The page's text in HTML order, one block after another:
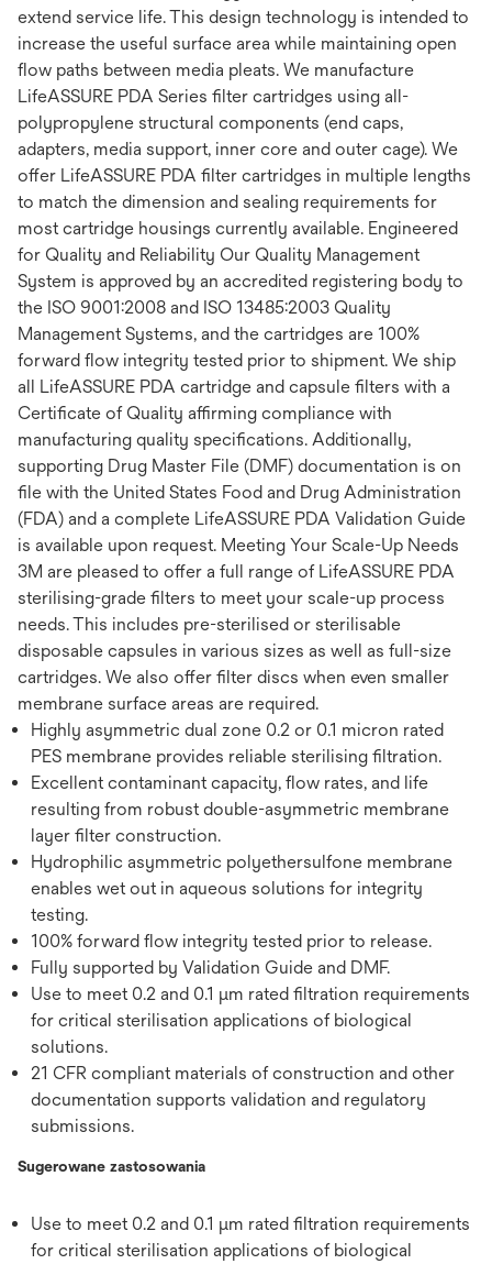
extend service life. This design technology is intended to
increase the useful surface area while maintaining open
flow paths between media pleats. We manufacture
LifeASSURE PDA Series filter cartridges using all-
polypropylene structural components (end caps,
adapters, media support, inner core and outer cage). We
offer LifeASSURE PDA filter cartridges in multiple lengths
to match the dimension and sealing requirements for
most cartridge housings currently available. Engineered
for Quality and Reliability Our Quality Management
System is approved by an accredited registering body to
the ISO 9001:2008 and ISO 13485:2003 Quality
Management Systems, and the cartridges are 100%
forward flow integrity tested prior to shipment. We ship
all LifeASSURE PDA cartridge and capsule filters with a
Certificate of Quality affirming compliance with
manufacturing quality specifications. Additionally,
supporting Drug Master File (DMF) documentation is on
file with the United States Food and Drug Administration
(FDA) and a complete LifeASSURE PDA Validation Guide
is available upon request. Meeting Your Scale-Up Needs
3M are pleased to offer a full range of LifeASSURE PDA
sterilising-grade filters to meet your scale-up process
needs. This includes pre-sterilised or sterilisable
disposable capsules in various sizes as well as full-size
cartridges. We also offer filter discs when even smaller
membrane surface areas are required.
Highly asymmetric dual zone 0.2 or 0.1 micron rated
PES membrane provides reliable sterilising filtration.
Excellent contaminant capacity, flow rates, and life
resulting from robust double-asymmetric membrane
layer filter construction.
Hydrophilic asymmetric polyethersulfone membrane
enables wet out in aqueous solutions for integrity
testing.
100% forward flow integrity tested prior to release.
Fully supported by Validation Guide and DMF.
Use to meet 0.2 and 0.1 μm rated filtration requirements
for critical sterilisation applications of biological
solutions.
21 CFR compliant materials of construction and other
documentation supports validation and regulatory
submissions.
Sugerowane zastosowania
Use to meet 0.2 and 0.1 μm rated filtration requirements
for critical sterilisation applications of biological